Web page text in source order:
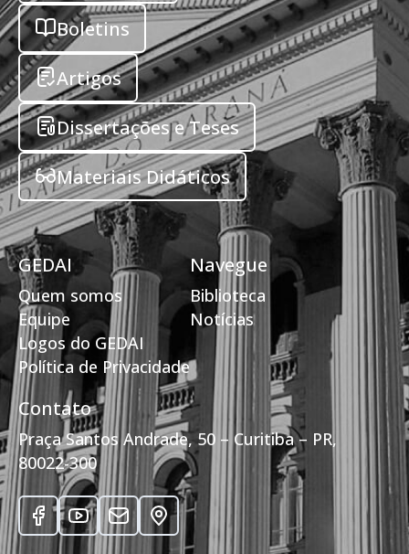
Boletins
Artigos
Dissertações e Teses
Materiais Didáticos
GEDAI
Quem somos
Equipe
Logos do GEDAI
Política de Privacidade
Navegue
Biblioteca
Notícias
Contato
Praça Santos Andrade, 50 – Curitiba – PR,
80022-300